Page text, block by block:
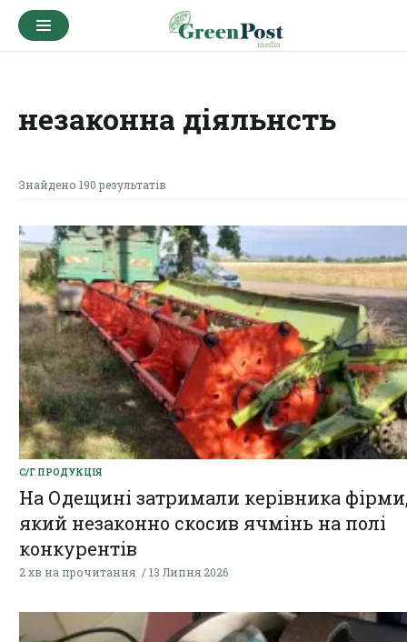
незаконна діяльнсть
Знайдено 190 результатів
С/Г ПРОДУКЦІЯ
На Одещині затримали керівника
який незаконно скосив ячмінь на полі
конкурентів
2 хв на прочитання 13 Липня 2026